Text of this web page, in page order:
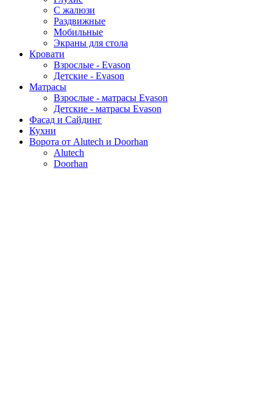
С жалюзи
Раздвижные
Мобильные
Экраны для стола
Кровати
Взрослые - Evason
Детские - Evason
Матрасы
Взрослые - матрасы Evason
Детские - матрасы Evason
Фасад и Сайдинг
Кухни
Ворота от Alutech и Doorhan
Alutech
Doorhan